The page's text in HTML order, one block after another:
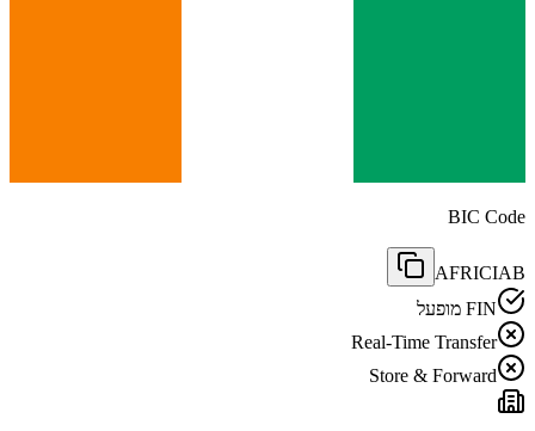
BIC Code
AFRICIAB
FIN מופעל
Real-Time Transfer
Store & Forward